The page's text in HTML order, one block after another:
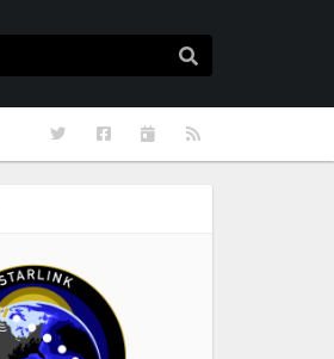
RSS
Kalendarze
Facebook
Twitter